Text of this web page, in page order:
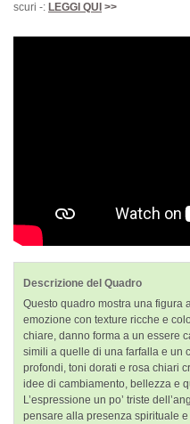
scuri -: LEGGI QUI >>
Descrizione del Quadro
Questo quadro mostra una figura
emozione con texture ricche e
chiare, danno forma a un essere
simili a quelle di una farfalla e un
profondi, toni dorati e rosa chiari
idee di cambiamento, bellezza e
L’espressione un po’ triste
pensare alla presenza spirituale